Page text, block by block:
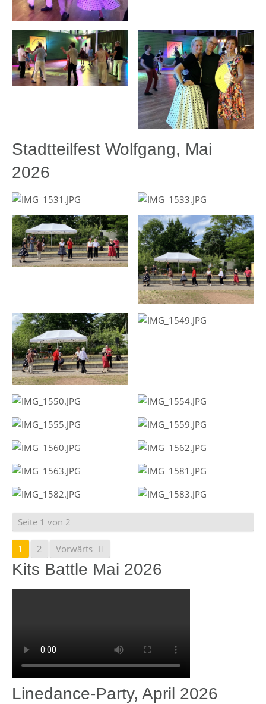
Stadtteilfest Wolfgang, Mai
2026
Seite 1 von 2
1 2 Vorwärts
Kits Battle Mai 2026
Linedance-Party, April 2026